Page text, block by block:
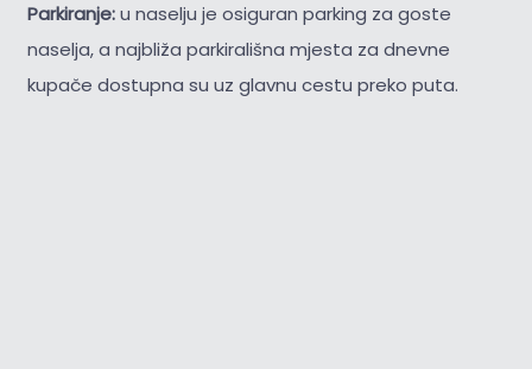
Parkiranje:u naselju je osiguran parking za goste
naselja, a najbliža parkirališna mjesta za dnevne
kupače dostupna su uz glavnu cestu preko puta.